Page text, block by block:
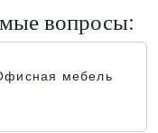
вопросы:
мебель